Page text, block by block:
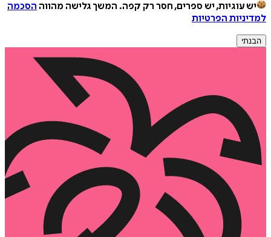
יש עוגיות, יש ספרים, חסר רק קפה. המשך גלישה מהווה הסכמה
למדיניות הפרטיות
הבנתי